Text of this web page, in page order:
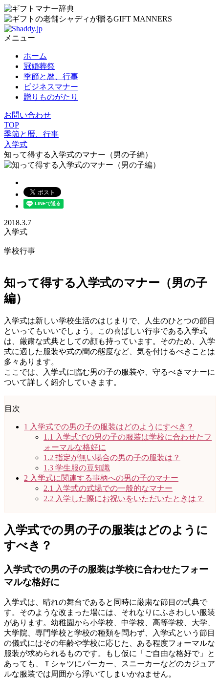
メニュー
ホーム
冠婚葬祭
季節と暦、行事
ビジネスマナー
贈りものがたり
お問い合わせ
TOP
季節と暦、行事
入学式
知って得する入学式のマナー（男の子編）
2018.3.7
入学式
学校行事
知って得する入学式のマナー（男の子
編）
入学式は新しい学校生活のはじまりで、人生のひとつの節目
といってもいいでしょう。この喜ばしい行事である入学式
は、厳粛な式典としての顔も持っています。そのため、入学
式に適した服装や式の間の態度など、気を付けるべきことは
多々あります。
ここでは、入学式に臨む男の子の服装や、守るべきマナーに
ついて詳しく紹介していきます。
目次
1 入学式での男の子の服装はどのようにすべき？
1.1 入学式での男の子の服装は学校に合わせたフ
ォーマルな格好に
1.2 指定が無い場合の男の子の服装は？
1.3 学生服の豆知識
2 入学式に関連する事柄への男の子のマナー
2.1 入学式の式場での一般的なマナー
2.2 入学した際にお祝いをいただいたときは？
入学式での男の子の服装はどのように
すべき？
入学式での男の子の服装は学校に合わせたフォー
マルな格好に
入学式は、晴れの舞台であると同時に厳粛な節目の式典で
す。そのような改まった場には、それなりにふさわしい服装
があります。幼稚園から小学校、中学校、高等学校、大学、
大学院、専門学校と学校の種類を問わず、入学式という節目
の儀式にはその年齢や学校に応じた、ある程度フォーマルな
服装が求められるものです。もし仮に「ご自由な格好で」と
あっても、Ｔシャツにパーカー、スニーカーなどのカジュア
ルな服装では周囲から浮いてしまいかねません。